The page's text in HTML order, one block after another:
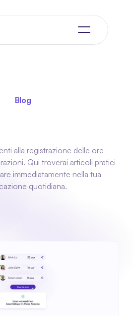
Blog
alla registrazione delle ore
Qui troverai articoli pratici
immediatamente nella tua
quotidiana.